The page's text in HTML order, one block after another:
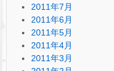
2011年7月
2011年6月
2011年5月
2011年4月
2011年3月